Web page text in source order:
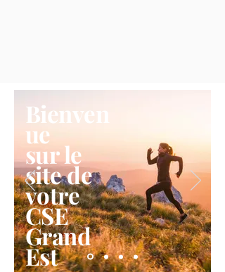
Bienven
ue
sur le
site de
votre
CSE
Grand
Est